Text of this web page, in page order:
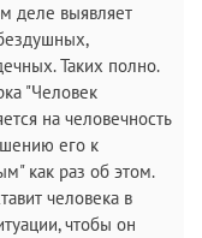
деле выявляет
Таких полно.
"Человек
на человечность
его к
как раз об этом.
человека в
чтобы он